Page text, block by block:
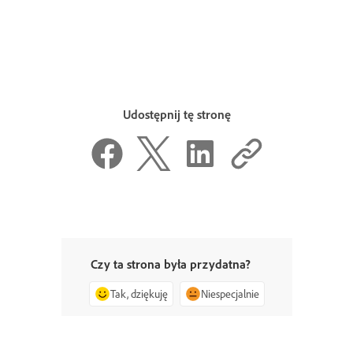
Udostępnij tę stronę
Czy ta strona była przydatna?
Tak, dziękuję Niespecjalnie